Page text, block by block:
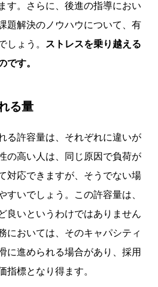
す。さらに、後進の指導におい
題解決のノウハウについて、有
しょう。
ストレスを乗り越える
です。
る量
る許容量は、それぞれに違いが
の高い人は、同じ原因で負荷が
対応できますが、そうでない場
すいでしょう。この許容量は、
良いというわけではありません
においては、そのキャパシティ
に進められる場合があり、採用
指標となり得ます。